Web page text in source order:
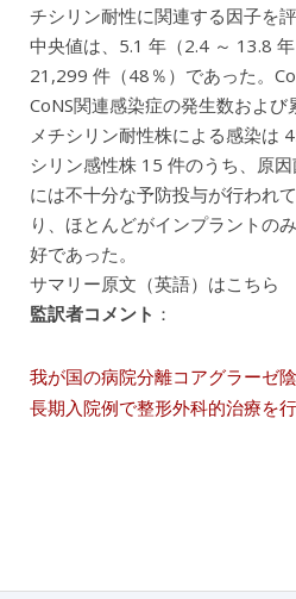
チシリン耐性に関連する因子を
中央値は、5.1 年（2.4 ～ 13.8
21,299 件（48％）であった。
CoNS関連感染症の発生数およ
メチシリン耐性株による感染は
シリン感性株 15 件のうち、原
には不十分な予防投与が行われ
り、ほとんどがインプラントの
好であった。
サマリー原文（英語）はこちら
監訳者コメント ：
我が国の病院分離コアグラーゼ
長期入院例で整形外科的治療を